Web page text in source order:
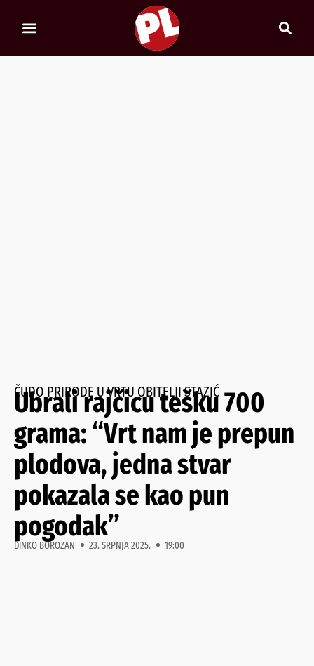
ČUDO PRIRODE U VRTU OBITELJI STAZIĆ
Ubrali rajčicu tešku 700
grama: “Vrt nam je prepun
plodova, jedna stvar
pokazala se kao pun
pogodak”
DINKO BOROZAN 23. SRPNJA 2025. 19:00